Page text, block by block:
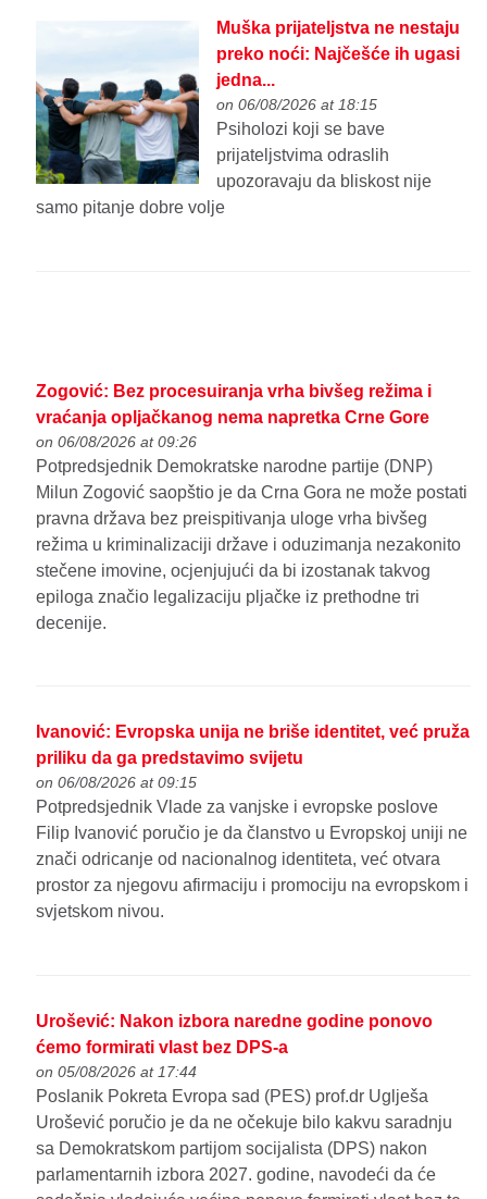
Muška prijateljstva ne nestaju
preko noći: Najčešće ih ugasi
jedna...
on 06/08/2026 at 18:15
Psiholozi koji se bave
prijateljstvima odraslih
upozoravaju da bliskost nije
samo pitanje dobre volje
Zogović: Bez procesuiranja vrha bivšeg režima i
vraćanja opljačkanog nema napretka Crne Gore
on 06/08/2026 at 09:26
Potpredsjednik Demokratske narodne partije (DNP)
Milun Zogović saopštio je da Crna Gora ne može postati
pravna država bez preispitivanja uloge vrha bivšeg
režima u kriminalizaciji države i oduzimanja nezakonito
stečene imovine, ocjenjujući da bi izostanak takvog
epiloga značio legalizaciju pljačke iz prethodne tri
decenije.
Ivanović: Evropska unija ne briše identitet, već pruža
priliku da ga predstavimo svijetu
on 06/08/2026 at 09:15
Potpredsjednik Vlade za vanjske i evropske poslove
Filip Ivanović poručio je da članstvo u Evropskoj uniji ne
znači odricanje od nacionalnog identiteta, već otvara
prostor za njegovu afirmaciju i promociju na evropskom i
svjetskom nivou.
Urošević: Nakon izbora naredne godine ponovo
ćemo formirati vlast bez DPS-a
on 05/08/2026 at 17:44
Poslanik Pokreta Evropa sad (PES) prof.dr Uglješa
Urošević poručio je da ne očekuje bilo kakvu saradnju
sa Demokratskom partijom socijalista (DPS) nakon
parlamentarnih izbora 2027. godine, navodeći da će